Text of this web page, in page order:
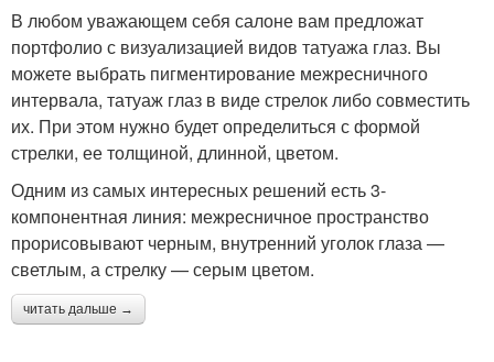
В любом уважающем себя салоне вам предложат
портфолио с визуализацией видов татуажа глаз. Вы
можете выбрать пигментирование межресничного
интервала, татуаж глаз в виде стрелок либо совместить
их. При этом нужно будет определиться с формой
стрелки, ее толщиной, длинной, цветом.
Одним из самых интересных решений есть 3-
компонентная линия: межресничное пространство
прорисовывают черным, внутренний уголок глаза —
светлым, а стрелку — серым цветом.
читать дальше →